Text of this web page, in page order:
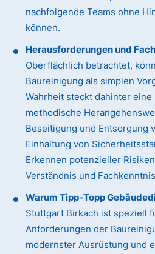
nachfolgende Teams ohne
können.
Herausforderungen und
Oberflächlich betrachtet,
Baureinigung als simplen
Wahrheit steckt dahinter
methodische
Beseitigung und Entsorgung
Einhaltung von
Erkennen potenzieller
Verständnis und
Warum Tipp-Topp
Stuttgart Birkach ist speziell
Anforderungen der
modernster Ausrüstung und